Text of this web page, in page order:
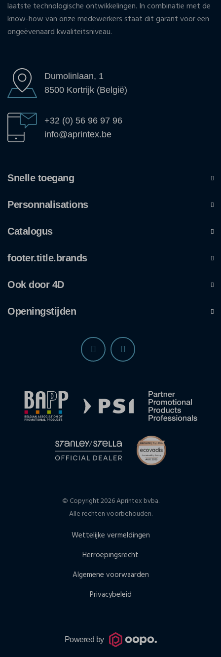
laatste technologische ontwikkelingen. In combinatie met de
know-how van onze medewerkers staat dit garant voor een
ongeëvenaard kwaliteitsniveau.
Dumolinlaan, 1
8500 Kortrijk (België)
+32 (0) 56 96 97 96
info@aprintex.be
Snelle toegang
Personnalisations
Catalogus
footer.title.brands
Ook door 4D
Openingstijden
© Copyright 2026 Aprintex bvba.
Alle rechten voorbehouden.
Wettelijke vermeldingen
Herroepingsrecht
Algemene voorwaarden
Privacybeleid
Powered by